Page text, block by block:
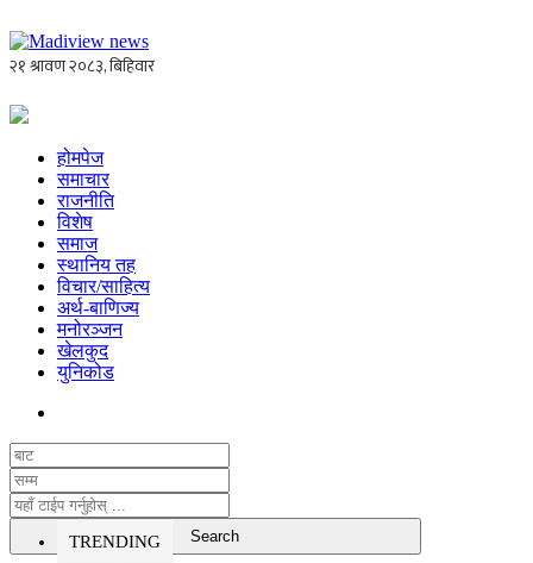
होमपेज
समाचार
राजनीति
विशेष
समाज
स्थानिय तह
विचार/साहित्य
अर्थ-बाणिज्य
मनोरञ्जन
खेलकुद
युनिकोड
TRENDING